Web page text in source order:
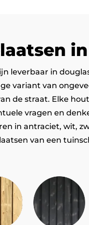
leverbaar in
variant van
de straat. Elke
vragen en
in antraciet, wit,
van een